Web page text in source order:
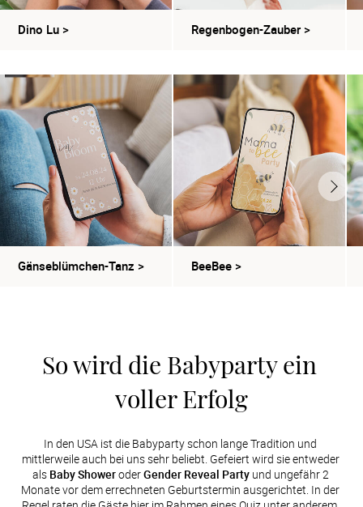
Dino Lu> Regenbogen-Zauber>
Gänseblümchen-Tanz > BeeBee>
So wird die Babyparty ein
voller Erfolg
In den USA ist die Babyparty schon lange Tradition und
mittlerweile auch bei uns sehr beliebt. Gefeiert wird sie entweder
als Baby Shower oder Gender Reveal Party und ungefähr 2
Monate vor dem errechneten Geburtstermin ausgerichtet. In der